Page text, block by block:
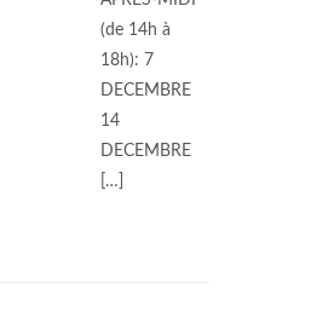
(de 14h à
18h): 7
DECEMBRE
14
DECEMBRE
[…]